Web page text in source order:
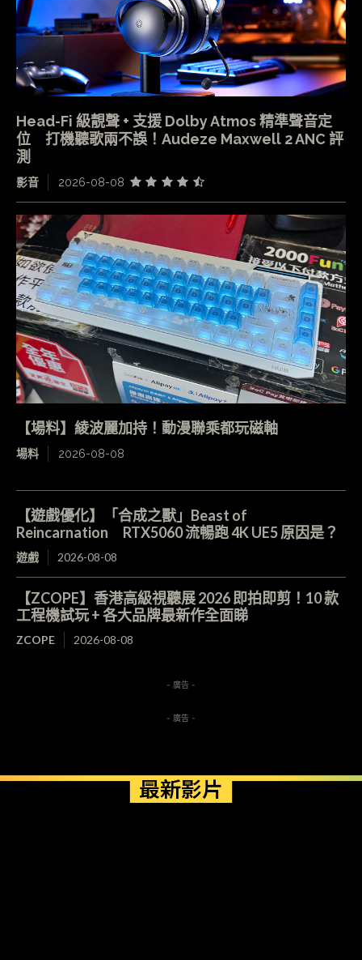
Head-Fi 級靚聲 + 支援 Dolby Atmos 精準聲音定
位 打機聽歌兩不誤！Audeze Maxwell 2 ANC 評
測
影音 2026-08-08
【場料】綾波麗加持！動漫聯乘都玩磁軸
場料 2026-08-08
【遊戲優化】「合成之獸」Beast of
Reincarnation RTX5060 流暢跑 4K UE5 原因是？
遊戲 2026-08-08
【ZCOPE】香港高級視聽展 2026 即拍即剪！10 款
工程機試玩 + 各大品牌最新作全面睇
ZCOPE 2026-08-08
- 廣告 -
- 廣告 -
最新影片